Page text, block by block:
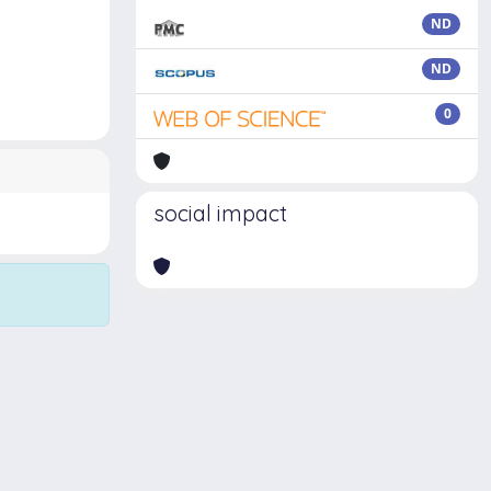
ND
ND
0
social impact